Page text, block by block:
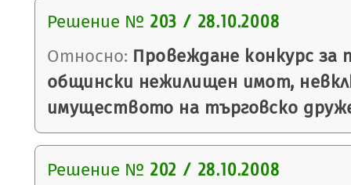
Решение № 203 / 28.10.2008
Относно: Провеждане конкурс за
общински нежилищен имот,
имуществото на търговско
Решение № 202 / 28.10.2008